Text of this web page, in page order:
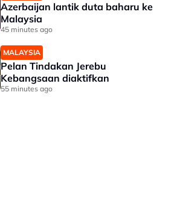
Azerbaijan lantik duta baharu ke
Malaysia
45 minutes ago
MALAYSIA
Pelan Tindakan Jerebu
Kebangsaan diaktifkan
55 minutes ago